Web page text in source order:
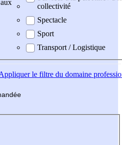
collectivité
Spectacle
Sport
Transport / Logistique
le filtre du domaine